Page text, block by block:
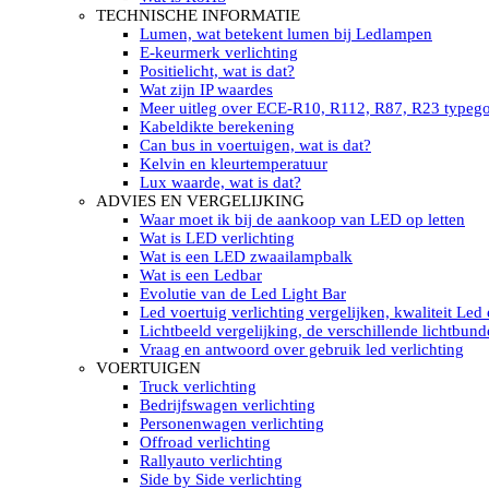
LED’s light PRO schijnwerpers 220V
LED High Bay verlichting 220V
Subcategorieën Led werkverlichting
LED SIGNALISATIE
Led Flitsers
Werkverlichting met Led flitsers
Led zwaailampbalk
Led Multi zwaailampbalk
Led flitsbalk compact
Traffic Advisors
Led zwaailicht
Accessoires signalering
Led signalisatie in Subcategorieën
LED KOPLAMPEN GEKEURD
Led koplampen inbouw
Led koplampen opbouw
Led koplampen tractoren
Subcategorieën Led koplampen
LED ZOEKLICHT
Electrische Led zoeklamp Allremote
Electrisch Led zoeklicht Golight
Marinco Roestvrijstaal Led zoeklicht
Elektrisch Led zoeklicht diverse
Led zoeklamp accessoires ALLremote
Led zoeklicht 230V
Subcategorieën Led zoeklichten
TECHNISCHE INFORMATIE
Lumen, wat betekent lumen bij Ledlampen
E-keurmerk verlichting
Positielicht, wat is dat?
Wat zijn IP waardes
Meer uitleg over ECE-R10, R112, R87, R23
Kabeldikte berekening
Can bus in voertuigen, wat is dat?
Kelvin en kleurtemperatuur
Lux waarde, wat is dat?
ADVIES EN VERGELIJKING
Waar moet ik bij de aankoop van LED op letten
Wat is LED verlichting
Wat is een LED zwaailampbalk
Wat is een Ledbar
Evolutie van de Led Light Bar
Led voertuig verlichting vergelijken, kwaliteit Led
Lichtbeeld vergelijking, de verschillende
Vraag en antwoord over gebruik led verlichting
VOERTUIGEN
Truck verlichting
Bedrijfswagen verlichting
Personenwagen verlichting
Offroad verlichting
Rallyauto verlichting
Side by Side verlichting